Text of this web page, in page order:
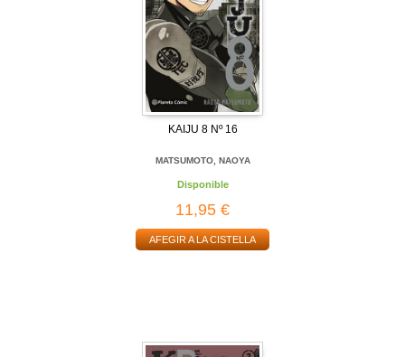
KAIJU 8 Nº 16
MATSUMOTO, NAOYA
Disponible
11,95 €
AFEGIR A LA CISTELLA